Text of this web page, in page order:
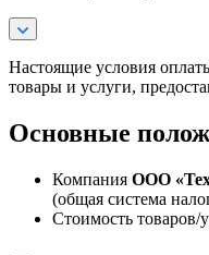
Настоящие условия
товары и услуги,
Основные
Компания ООО
(общая система
Стоимость товаров/